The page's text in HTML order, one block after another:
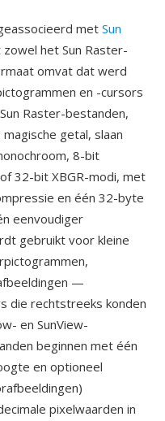
met Sun
het Sun Raster-
omvat dat werd
en -cursors
Raster-bestanden,
getal, slaan
8-bit
32-bit XBGR-modi, met
en één 32-byte
eenvoudiger
gebruikt voor kleine
—
die rechtstreeks konden
en SunView-
beginnen met één
en optioneel
pixelwaarden in